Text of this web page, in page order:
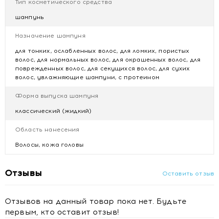
Залечивает посеченные кончики и укрепляет
кутикулу по всей длине
и естественный блеск
Физиологичный pH 5,0–5,5 бережёт естественную
кислотность кожи головы
Подходит как для тонких, так и для густых
ослабленных волос
Активные компоненты и состав
питательных ингредиентов:
Органическое масло арганы — глубоко питает,
восстанавливает липидный барьер, защищает от
блеск
омега-кислотами, укрепляет структуру волоса,
способствует восстановлению повреждённых
Тип косметического средства
шампунь
Назначение шампуня
для тонких, ослабленных волос, для ломких, пористых
волос, для нормальных волос, для окрашенных волос, для
поврежденных волос, для секущихся волос, для сухих
волос, увлажняющие шампуни, с протеином
Форма выпуска шампуня
классический (жидкий)
Область нанесения
Волосы, кожа головы
Отзывы Оставить отзыв
Отзывов на данный товар пока нет. Будьте
первым, кто оставит отзыв!